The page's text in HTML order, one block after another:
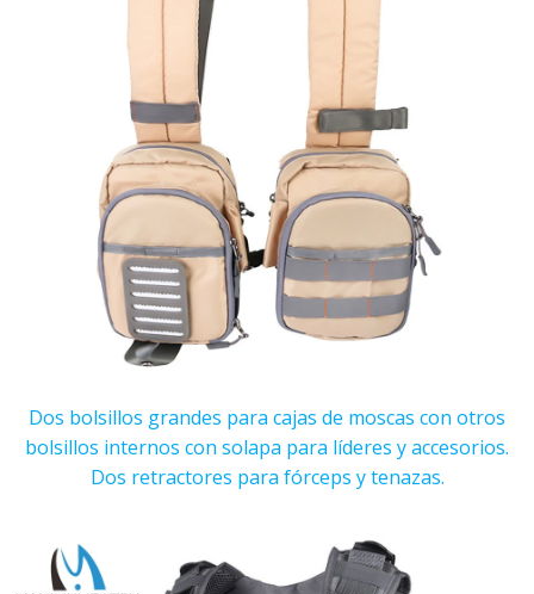
Dos bolsillos grandes para cajas de moscas con otros
bolsillos internos con solapa para líderes y accesorios.
Dos retractores para fórceps y tenazas.